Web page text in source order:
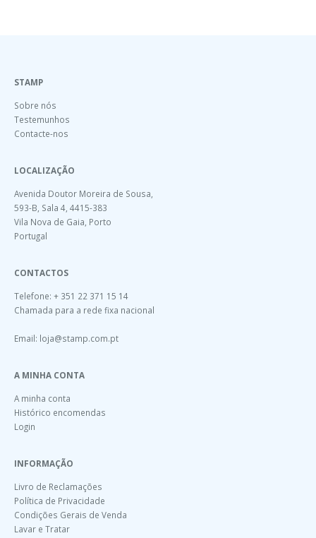
STAMP
Sobre nós
Testemunhos
Contacte-nos
LOCALIZAÇÃO
Avenida Doutor Moreira de Sousa,
593-B, Sala 4, 4415-383
Vila Nova de Gaia, Porto
Portugal
CONTACTOS
Telefone: + 351 22 371 15 14
Chamada para a rede fixa nacional
Email: loja@stamp.com.pt
A MINHA CONTA
A minha conta
Histórico encomendas
Login
INFORMAÇÃO
Livro de Reclamações
Política de Privacidade
Condições Gerais de Venda
Lavar e Tratar